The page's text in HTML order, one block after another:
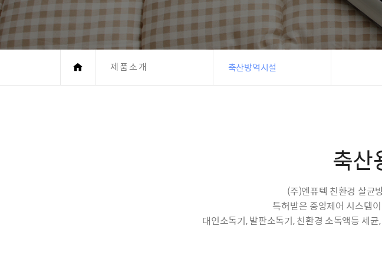
제품소개 축산방역시설
축산
(주)엔퓨텍 친환경 살균
특허받은 중앙제어 시스템
대인소독기, 발판소독기, 친환경 소독액등 세